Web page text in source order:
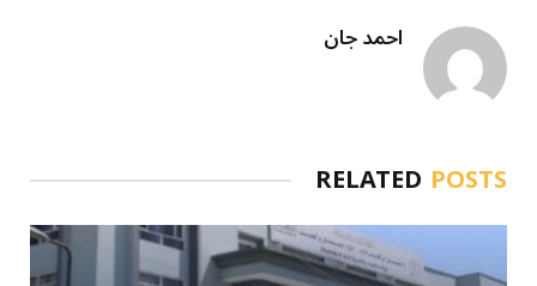
احمد جان
RELATED POSTS